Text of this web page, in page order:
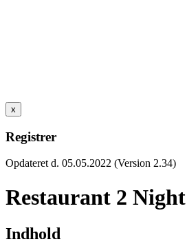
x
Registrer
Opdateret d. 05.05.2022 (Version 2.34)
Restaurant 2
Indhold